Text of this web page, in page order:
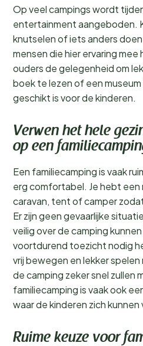
Op veel campings wordt
entertainment aangeboden.
knutselen of iets anders
mensen die hier ervaring
ouders de gelegenheid om
boek te lezen of een
geschikt is voor de kinderen.
Verwen het hele
op een
Een familiecamping is vaak
erg comfortabel. Je hebt een
caravan, tent of camper
Er zijn geen gevaarlijke
veilig over de camping
voortdurend toezicht nodig
vrij bewegen en lekker
de camping zeker snel zullen
familiecamping is vaak ook
waar de kinderen zich kunnen
Ruime keuze voor